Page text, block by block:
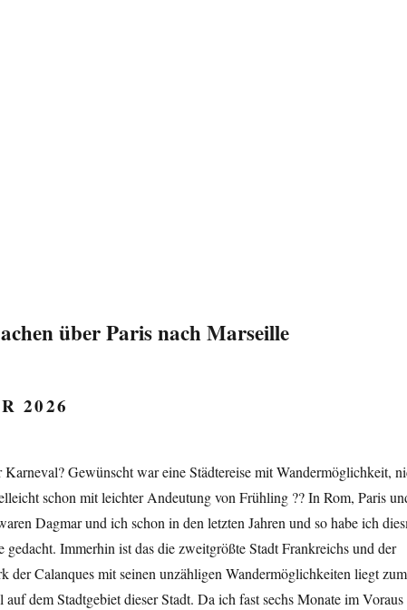
über Paris nach Marseille
2026
Karneval? Gewünscht war eine Städtereise mit Wandermöglichkeit,
schon mit leichter Andeutung von Frühling ?? In Rom, Paris
Dagmar und ich schon in den letzten Jahren und so habe ich
gedacht. Immerhin ist das die zweitgrößte Stadt Frankreichs und der
der Calanques mit seinen unzähligen Wandermöglichkeiten liegt zum
auf dem Stadtgebiet dieser Stadt. Da ich fast sechs Monate im Voraus